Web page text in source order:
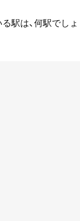
駅は、何駅でし